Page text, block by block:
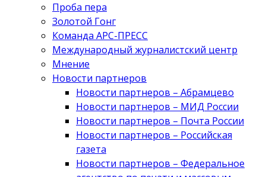
Проба пера
Золотой Гонг
Команда АРС-ПРЕСС
Международный журналистский центр
Мнение
Новости партнеров
Новости партнеров – Абрамцево
Новости партнеров – МИД России
Новости партнеров – Почта России
Новости партнеров – Российская
газета
Новости партнеров – Федеральное